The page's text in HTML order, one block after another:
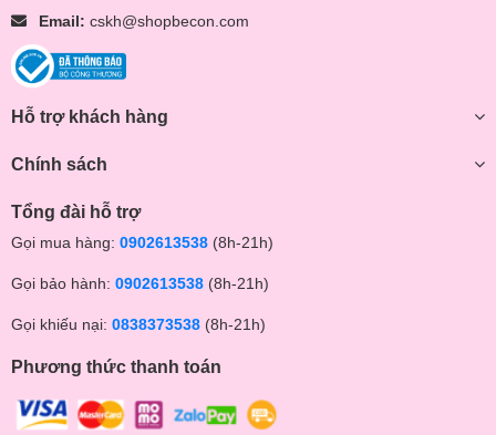
Email: cskh@shopbecon.com
Hỗ trợ khách hàng
Chính sách
Tổng đài hỗ trợ
Gọi mua hàng: 0902613538 (8h-21h)
Gọi bảo hành: 0902613538 (8h-21h)
Gọi khiếu nại: 0838373538 (8h-21h)
Phương thức thanh toán